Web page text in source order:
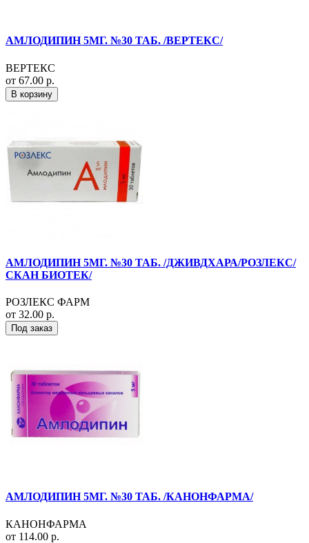
АМЛОДИПИН 5МГ. №30 ТАБ. /ВЕРТЕКС/
ВЕРТЕКС
от 67.00 р.
В корзину
АМЛОДИПИН 5МГ. №30 ТАБ. /ДЖИВДХАРА/РОЗЛЕКС/
СКАН БИОТЕК/
РОЗЛЕКС ФАРМ
от 32.00 р.
Под заказ
АМЛОДИПИН 5МГ. №30 ТАБ. /КАНОНФАРМА/
КАНОНФАРМА
от 114.00 р.